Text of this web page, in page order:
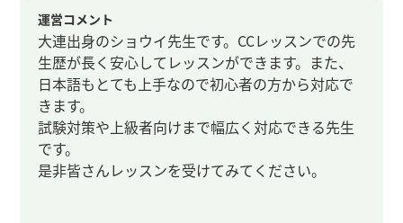
運営コメント
大連出身のショウイ先生です。CCレッスンでの先
生歴が長く安心してレッスンができます。また、
日本語もとても上手なので初心者の方から対応で
きます。
試験対策や上級者向けまで幅広く対応できる先生
です。
是非皆さんレッスンを受けてみてください。